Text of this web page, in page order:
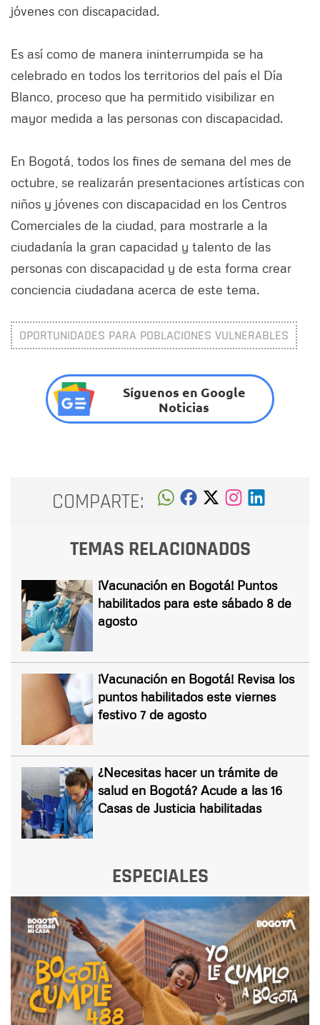
jóvenes con discapacidad.
Es así como de manera ininterrumpida se ha
celebrado en todos los territorios del país el Día
Blanco, proceso que ha permitido visibilizar en
mayor medida a las personas con discapacidad.
En Bogotá, todos los fines de semana del mes de
octubre, se realizarán presentaciones artísticas con
niños y jóvenes con discapacidad en los Centros
Comerciales de la ciudad, para mostrarle a la
ciudadanía la gran capacidad y talento de las
personas con discapacidad y de esta forma crear
conciencia ciudadana acerca de este tema.
OPORTUNIDADES PARA POBLACIONES VULNERABLES
Síguenos en Google
Noticias
COMPARTE:
TEMAS RELACIONADOS
¡Vacunación en Bogotá! Puntos
habilitados para este sábado 8 de
agosto
¡Vacunación en Bogotá! Revisa los
puntos habilitados este viernes
festivo 7 de agosto
¿Necesitas hacer un trámite de
salud en Bogotá? Acude a las 16
Casas de Justicia habilitadas
ESPECIALES